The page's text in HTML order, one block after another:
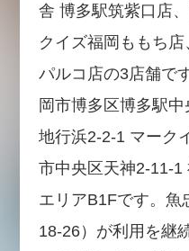
舎 博多駅筑紫口店
クイズ福岡ももち
パルコ店の3店舗で
岡市博多区博多駅
地行浜2-2-1 マーク
市中央区天神2-11-1
エリアB1Fです。魚
18-26）が利用を継